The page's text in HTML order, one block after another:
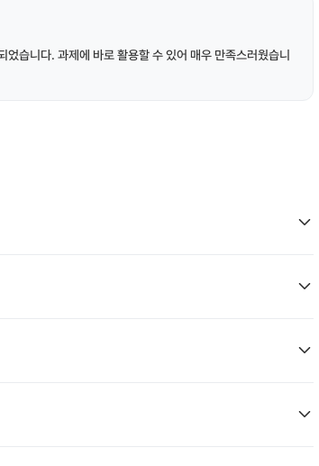
습니다. 과제에 바로 활용할 수 있어 매우 만족스러웠습니